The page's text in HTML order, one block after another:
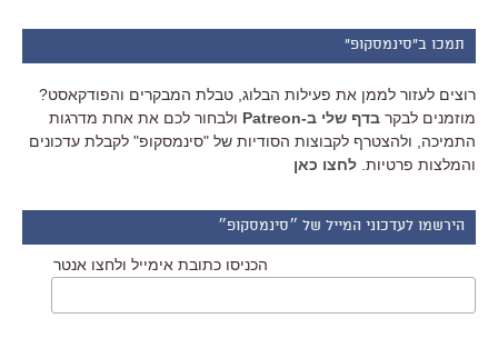
תמכו ב"סינמסקופ"
רוצים לעזור לממן את פעילות הבלוג, טבלת המבקרים והפודקאסט?
מוזמנים לבקר בדף שלי ב-Patreon
ולבחור לכם את אחת מדרגות
התמיכה, ולהצטרף לקבוצות הסודיות של "סינמסקופ" לקבלת עדכונים
והמלצות פרטיות. לחצו כאן
הירשמו לעדכוני המייל של ״סינמסקופ״
הכניסו כתובת אימייל ולחצו אנטר